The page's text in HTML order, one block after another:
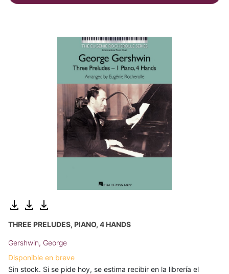
THREE PRELUDES, PIANO, 4 HANDS
Gershwin, George
Disponible en breve
Sin stock. Si se pide hoy, se estima recibir en la librería el